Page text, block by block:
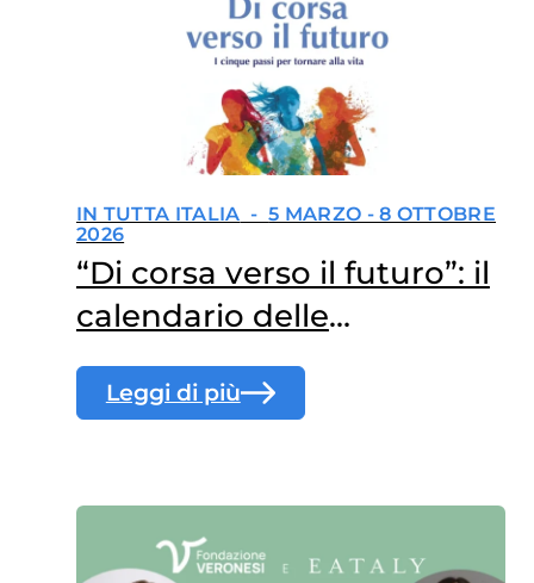
IN TUTTA ITALIA -5 MARZO - 8 OTTOBRE
2026
“Di corsa verso il futuro”: il
calendario delle
presentazioni
Leggi di più